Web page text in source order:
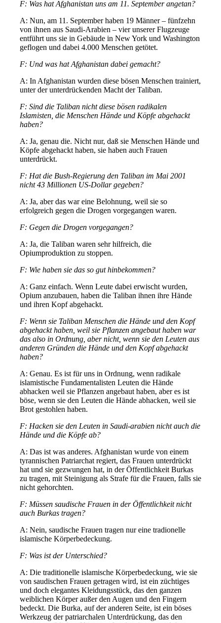
F: Was hat Afghanistan uns am 11. September angetan?
A: Nun, am 11. September haben 19 Männer – fünfzehn
von ihnen aus Saudi-Arabien – vier unserer Flugzeuge
entführt uns sie in Gebäude in New York und Washington
geflogen und dabei 4.000 Menschen getötet.
F: Und was hat Afghanistan dabei gemacht?
A: In Afghanistan wurden diese bösen Menschen trainiert,
unter der unterdrückenden Macht der Taliban.
F: Sind die Taliban nicht diese bösen radikalen
Islamisten, die Menschen Hände und Köpfe abgehackt
haben?
A: Ja, genau die. Nicht nur, daß sie Menschen Hände und
Köpfe abgehackt haben, sie haben auch Frauen
unterdrückt.
F: Hat die Bush-Regierung den Taliban im Mai 2001
nicht 43 Millionen US-Dollar gegeben?
A: Ja, aber das war eine Belohnung, weil sie so
erfolgreich gegen die Drogen vorgegangen waren.
F: Gegen die Drogen vorgegangen?
A: Ja, die Taliban waren sehr hilfreich, die
Opiumproduktion zu stoppen.
F: Wie haben sie das so gut hinbekommen?
A: Ganz einfach. Wenn Leute dabei erwischt wurden,
Opium anzubauen, haben die Taliban ihnen ihre Hände
und ihren Kopf abgehackt.
F: Wenn sie Taliban Menschen die Hände und den Kopf
abgehackt haben, weil sie Pflanzen angebaut haben war
das also in Ordnung, aber nicht, wenn sie den Leuten aus
anderen Gründen die Hände und den Kopf abgehackt
haben?
A: Genau. Es ist für uns in Ordnung, wenn radikale
islamistische Fundamentalisten Leuten die Hände
abhacken weil sie Pflanzen angebaut haben, aber es ist
böse, wenn sie den Leuten die Hände abhacken, weil sie
Brot gestohlen haben.
F: Hacken sie den Leuten in Saudi-arabien nicht auch die
Hände und die Köpfe ab?
A: Das ist was anderes. Afghanistan wurde von einem
tyrannischen Patriarchat regiert, das Frauen unterdrückt
hat und sie gezwungen hat, in der Öffentlichkeit Burkas
zu tragen, mit Steinigung als Strafe für die Frauen, falls sie
nicht gehorchten.
F: Müssen saudische Frauen in der Öffentlichkeit nicht
auch Burkas tragen?
A: Nein, saudische Frauen tragen nur eine tradionelle
islamische Körperbedeckung.
F: Was ist der Unterschied?
A: Die traditionelle islamische Körperbedeckung, wie sie
von saudischen Frauen getragen wird, ist ein züchtiges
und doch elegantes Kleidungsstück, das den ganzen
weiblichen Körper außer den Augen und den Fingern
bedeckt. Die Burka, auf der anderen Seite, ist ein böses
Werkzeug der patriarchalen Unterdrückung, das den